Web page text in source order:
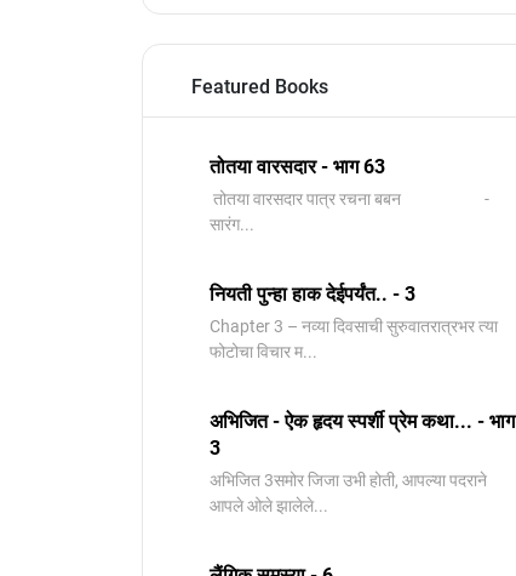
Featured Books
तोतया वारसदार - भाग 63
तोतया वारसदार पात्र रचना बबन -
सारंग...
नियती पुन्हा हाक देईपर्यंत.. - 3
Chapter 3 – नव्या दिवसाची सुरुवातरात्रभर त्या
फोटोचा विचार म...
अभिजित - ऐक हृदय स्पर्शी प्रेम कथा... - भाग
3
️अभिजित ️3समोर जिजा उभी होती, आपल्या पदराने
आपले ओले झालेले...